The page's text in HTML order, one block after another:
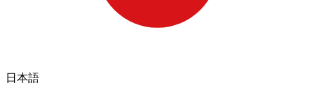
日本語